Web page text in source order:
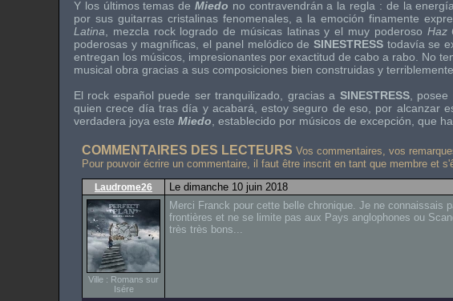
Y los últimos temas de Miedo no contravendrán a la regla : de la
por sus guitarras cristalinas fenomenales, a la emoción finamente
Latina
mezcla rock logrado de músicas latinas y el muy poderoso Haz
poderosas y magníficas, el panel melódico de SINESTRESS todavía se
entregan los músicos, impresionantes por exactitud de cabo a rabo. No
musical obra gracias a sus composiciones bien construidas y
El rock español puede ser tranquilizado, gracias a SINESTRESS, posee
quien crece día tras día y acabará, estoy seguro de eso, por alcanzar
verdadera joya este Miedo establecido por músicos de excepción, que
COMMENTAIRES DES LECTEURS Vos commentaires, vos
Pour pouvoir écrire un commentaire, il faut être inscrit en tant que membre et
Laudrome26 Le dimanche 10 juin 2018
Ville : Romans sur
Isére
Merci Franck pour cette belle chronique. Je ne connaissais
frontières et ne se limite pas aux Pays anglophones ou
très très bons...